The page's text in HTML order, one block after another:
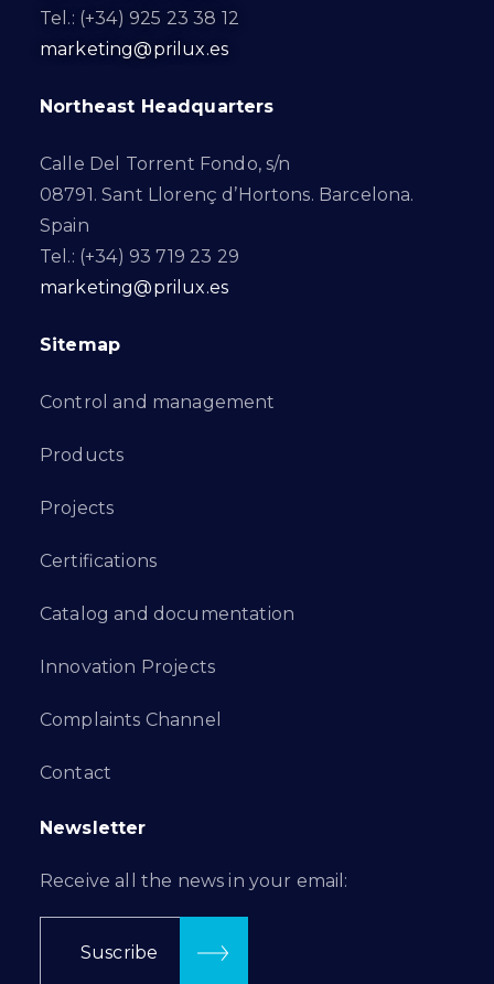
Tel.: (+34) 925 23 38 12
marketing@prilux.es
Northeast Headquarters
Calle Del Torrent Fondo, s/n
08791. Sant Llorenç d’Hortons. Barcelona.
Spain
Tel.: (+34) 93 719 23 29
marketing@prilux.es
Sitemap
Control and management
Products
Projects
Certifications
Catalog and documentation
Innovation Projects
Complaints Channel
Contact
Newsletter
Receive all the news in your email:
Suscribe